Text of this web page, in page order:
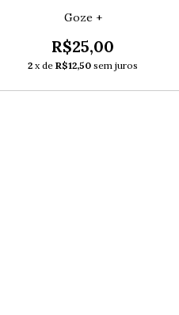
Goze +
R$25,00
2 x de R$12,50 sem juros